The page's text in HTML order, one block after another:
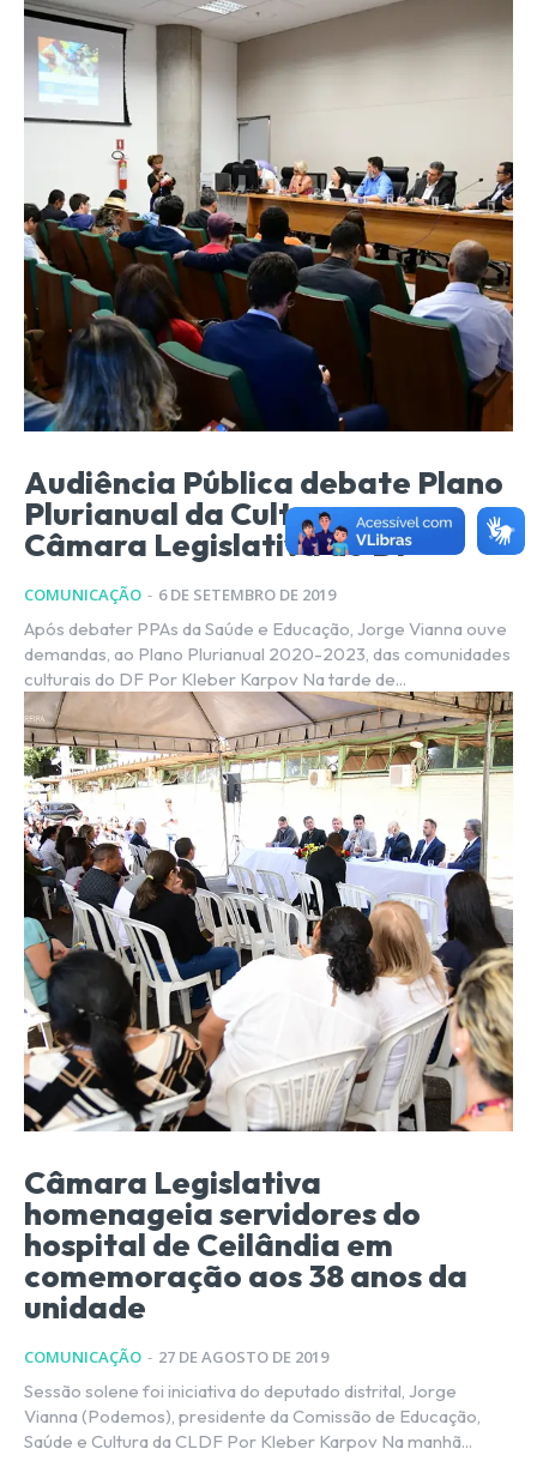
Audiência Pública debate Plano
Plurianual da Cultura na
Câmara Legislativa do DF
COMUNICAÇÃO - 6 DE SETEMBRO DE 2019
Após debater PPAs da Saúde e Educação, Jorge Vianna ouve
demandas, ao Plano Plurianual 2020-2023, das comunidades
culturais do DF Por Kleber Karpov Na tarde de...
Câmara Legislativa
homenageia servidores do
hospital de Ceilândia em
comemoração aos 38 anos da
unidade
COMUNICAÇÃO - 27 DE AGOSTO DE 2019
Sessão solene foi iniciativa do deputado distrital, Jorge
Vianna (Podemos), presidente da Comissão de Educação,
Saúde e Cultura da CLDF Por Kleber Karpov Na manhã...